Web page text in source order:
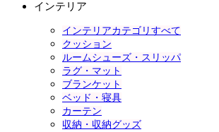
インテリア
インテリアカテゴリすべて
クッション
ルームシューズ・スリッパ
ラグ・マット
ブランケット
ベッド・寝具
カーテン
収納・収納グッズ